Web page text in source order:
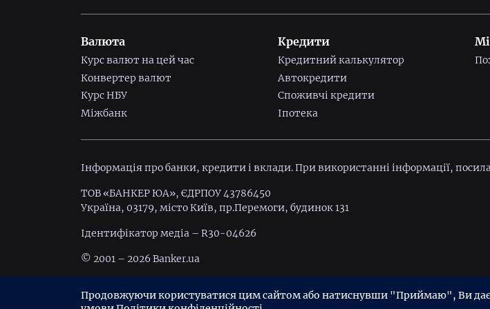
Валюта
Курс валют на цей час
Конвертер валют
Курс НБУ
Міжбанк
Кредити
Кредитний калькулятор
Автокредити
Споживчі кредити
Іпотека
Інформація про банки, кредити і вклади. При використанні інформації,
ТОВ «БАНКЕР ЮА», ЄДРПОУ 43786450
Україна, 03179, місто Київ, пр.Перемоги, будинок 131
Ідентифiкатор медiа – R30-04626
© 2001 – 2026 Banker.ua
Умови використання Політика конфіденційності Угода користувача
Продовжуючи користуватися цим сайтом або натиснувши "Приймаю", Ви